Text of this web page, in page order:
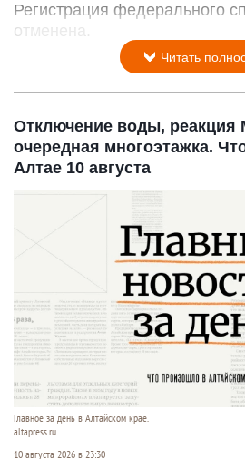
Регистрация федерального
отменена.
Читать
Отключение воды, реакция
очередная многоэтажка.
Алтае 10 августа
Главное за день в Алтайском крае.
altapress.ru.
10 августа 2026 в 23:30